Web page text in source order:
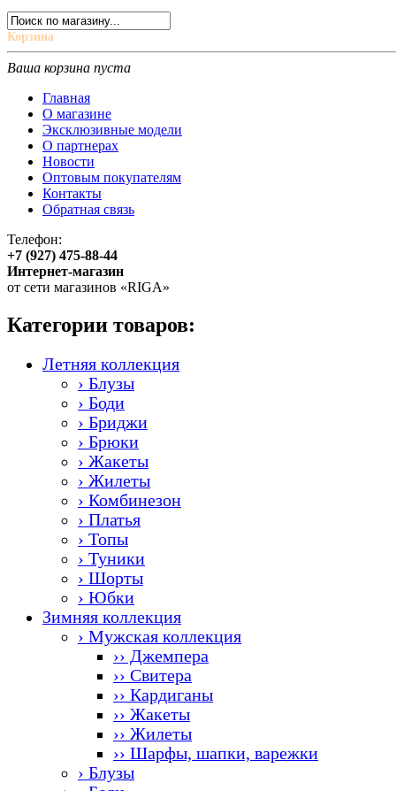
Корзина
Ваша корзина пуста
Главная
О магазине
Эксклюзивные модели
О партнерах
Новости
Оптовым покупателям
Контакты
Обратная связь
Телефон:
+7 (927) 475-88-44
Интернет-магазин
от сети магазинов «RIGA»
Категории товаров:
Летняя коллекция
› Блузы
› Боди
› Бриджи
› Брюки
› Жакеты
› Жилеты
› Комбинезон
› Платья
› Топы
› Туники
› Шорты
› Юбки
Зимняя коллекция
› Мужская коллекция
›› Джемпера
›› Свитера
›› Кардиганы
›› Жакеты
›› Жилеты
›› Шарфы, шапки, варежки
› Блузы